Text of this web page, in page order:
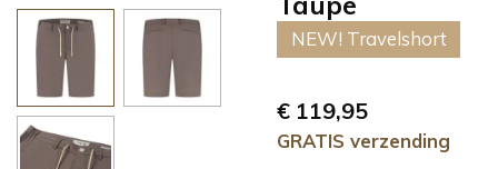
NEW! Travelshort
€ 119,95
GRATIS verzending